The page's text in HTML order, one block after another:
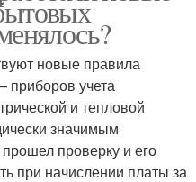
новые правила
приборов учета
и тепловой
значимым
проверку и его
при начислении платы за